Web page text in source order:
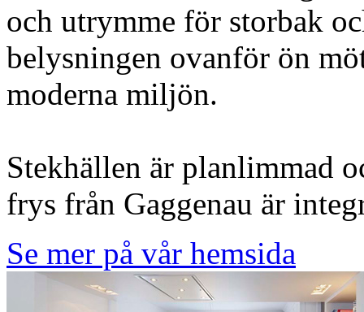
och utrymme för storbak
belysningen ovanför ön
moderna miljön.
Stekhällen är planlimmad
frys från Gaggenau är
Se mer på vår hemsida